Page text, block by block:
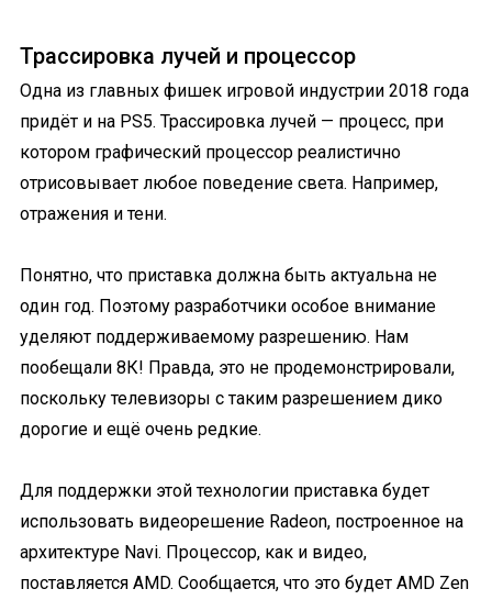
Трассировка лучей и процессор
Одна из главных фишек игровой индустрии 2018 года
придёт и на PS5. Трассировка лучей — процесс, при
котором графический процессор реалистично
отрисовывает любое поведение света. Например,
отражения и тени.
Понятно, что приставка должна быть актуальна не
один год. Поэтому разработчики особое внимание
уделяют поддерживаемому разрешению. Нам
пообещали 8К! Правда, это не продемонстрировали,
поскольку телевизоры с таким разрешением дико
дорогие и ещё очень редкие.
Для поддержки этой технологии приставка будет
использовать видеорешение Radeon, построенное на
архитектуре Navi. Процессор, как и видео,
поставляется AMD. Сообщается, что это будет AMD Zen